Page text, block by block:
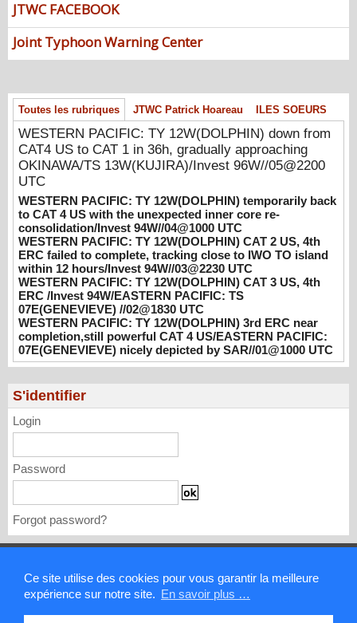
Ce site utilise des cookies pour vous garantir la meilleure
expérience sur notre site. En savoir plus …
down from CAT4 US to CAT 1 in 36h,
gradually approaching OKINAWA/TS
13W(KUJIRA)/Invest 96W//05@2200 UTC
08/06/2026 -PATRICK HOAREAU
temporarily back to CAT 4 US with the
unexpected inner core re-
consolidation/Invest 94W//04@1000 UTC
08/04/2026 -PATRICK HOAREAU
WESTERN PACIFIC: TY 12W(DOLPHIN)
CAT 2 US, 4th ERC failed to complete,
tracking close to IWO TO island within 12
hours/Invest 94W//03@2230 UTC
08/04/2026 -PATRICK HOAREAU
WESTERN PACIFIC: TY 12W(DOLPHIN)
CAT 3 US, 4th ERC /Invest 94W/EASTERN
PACIFIC: TS 07E(GENEVIEVE) //02@1830
UTC
08/02/2026 -PATRICK HOAREAU
WESTERN PACIFIC: TY 12W(DOLPHIN)
4 US/EASTERN PACIFIC: 07E(GENEVIEVE)
nicely depicted by SAR//01@1000 UTC
08/01/2026
JTWC FACEBOOK
Joint Typhoon Warning Center
Toutes les rubriques JTWC Patrick Hoareau ILES SOEURS
WESTERN PACIFIC: TY 12W(DOLPHIN) down from
CAT4 US to CAT 1 in 36h, gradually approaching
OKINAWA/TS 13W(KUJIRA)/Invest 96W//05@2200
UTC
WESTERN PACIFIC: TY 12W(DOLPHIN) temporarily back
to CAT 4 US with the unexpected inner core re-
consolidation/Invest 94W//04@1000 UTC
WESTERN PACIFIC: TY 12W(DOLPHIN) CAT 2 US, 4th
ERC failed to complete, tracking close to IWO TO island
within 12 hours/Invest 94W//03@2230 UTC
WESTERN PACIFIC: TY 12W(DOLPHIN) CAT 3 US, 4th
ERC /Invest 94W/EASTERN PACIFIC: TS
07E(GENEVIEVE) //02@1830 UTC
WESTERN PACIFIC: TY 12W(DOLPHIN) 3rd ERC near
completion,still powerful CAT 4 US/EASTERN PACIFIC:
07E(GENEVIEVE) nicely depicted by SAR//01@1000 UTC
S'identifier
Login
Password
Forgot password?
Contact